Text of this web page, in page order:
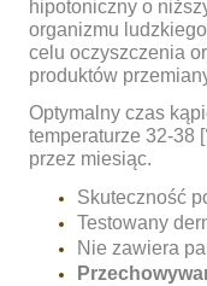
hipotoniczny o
organizmu
celu oczyszczenia
produktów
Optymalny czas
temperaturze 32-38
przez miesiąc.
Skuteczność
Testowany
Nie zawiera